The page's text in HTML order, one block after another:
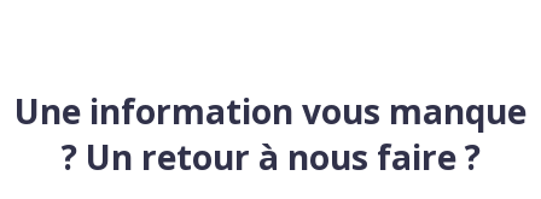
Une information vous manque
? Un retour à nous faire ?